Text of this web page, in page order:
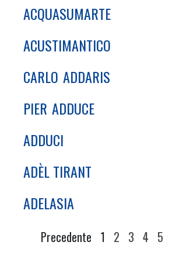
ACQUASUMARTE
ACUSTIMANTICO
CARLO ADDARIS
PIER ADDUCE
ADDUCI
ADÈL TIRANT
ADELASIA
Precedente 1 2 3 4 5